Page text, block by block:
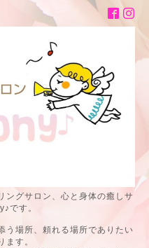
ングサロン、心と身体の癒しサ
です。
う場所、頼れる場所でありたい
ます。